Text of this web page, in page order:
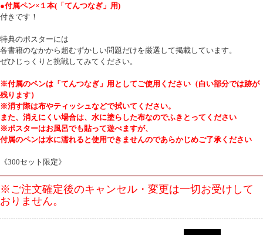
●付属ペン×１本(「てんつなぎ」用)
付きです！
特典のポスターには
各書籍のなかから超むずかしい問題だけを厳選して掲載しています。
ぜひじっくりと挑戦してみてください。
※付属のペンは「てんつなぎ」用としてご使用ください（白い部分では跡が
残ります）
※消す際は布やティッシュなどで拭いてください。
また、消えにくい場合は、水に塗らした布なのでふきとってください
※ポスターはお風呂でも貼って遊べますが、
付属のペンは水に濡れると使用できませんのであらかじめご了承ください
《300セット限定》
※ご注文確定後のキャンセル・変更は一切お受けして
おりません。